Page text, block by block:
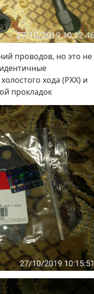
проводов, но это не
хода (РХХ) и
прокладок